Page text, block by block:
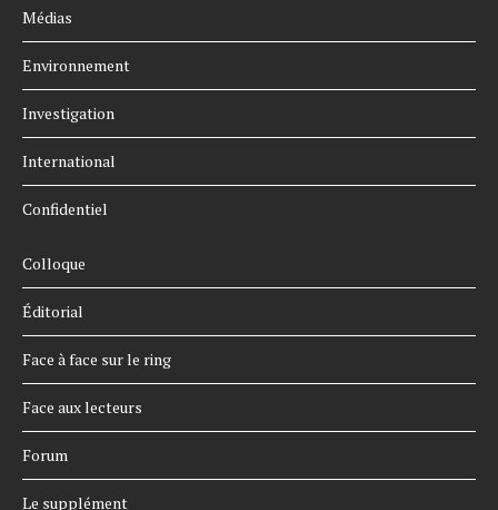
Médias
Environnement
Investigation
International
Confidentiel
Colloque
Éditorial
Face à face sur le ring
Face aux lecteurs
Forum
Le supplément